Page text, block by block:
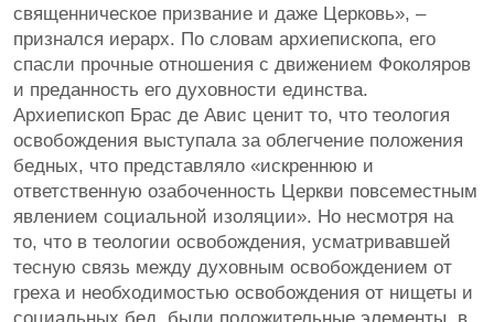
священническое призвание и даже Церковь», –
признался иерарх. По словам архиепископа, его
спасли прочные отношения с движением Фоколяров
и преданность его духовности единства.
Архиепископ Брас де Авис ценит то, что теология
освобождения выступала за облегчение положения
бедных, что представляло «искреннюю и
ответственную озабоченность Церкви повсеместным
явлением социальной изоляции». Но несмотря на
то, что в теологии освобождения, усматривавшей
тесную связь между духовным освобождением от
греха и необходимостью освобождения от нищеты и